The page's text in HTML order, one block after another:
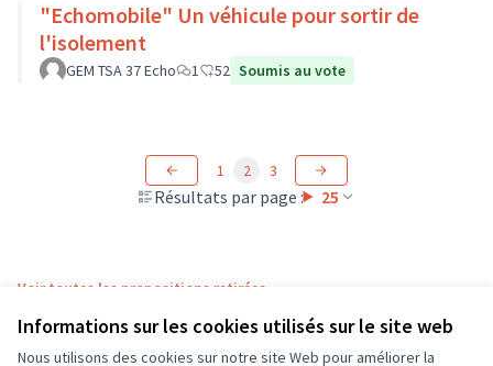
Informations sur les cookies utilisés sur le site web
Nous utilisons des cookies sur notre site Web pour améliorer la
"Echomobile" Un véhicule pour sortir de
l'isolement
GEM TSA 37 Echo 1 52 Soumis au vote
Résultats par page : 25
1 2 3
Voir toutes les propositions retirées
Conditions d'utilisation